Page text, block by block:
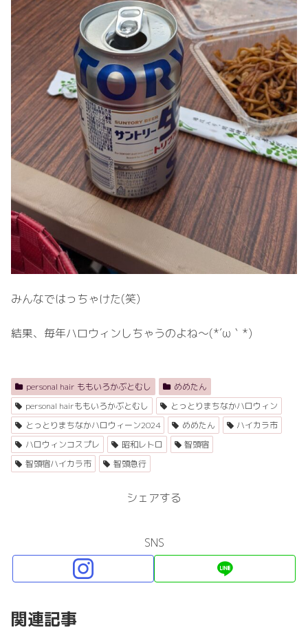
みんなではっちゃけた(笑)
結果、毎年ハロウィンしちゃうのよね〜(⁠*⁠´⁠ω⁠｀⁠*⁠)
personal hair ももいろかぶとむし
めめたん
personal hairももいろかぶとむし
とっとりまちなかハロウィン
とっとりまちなかハロウィーン2024
めめたん
ハイカラ市
ハロウィンコスプレ
昭和レトロ
智頭宿
智頭宿ハイカラ市
智頭急行
シェアする
SNS
関連記事